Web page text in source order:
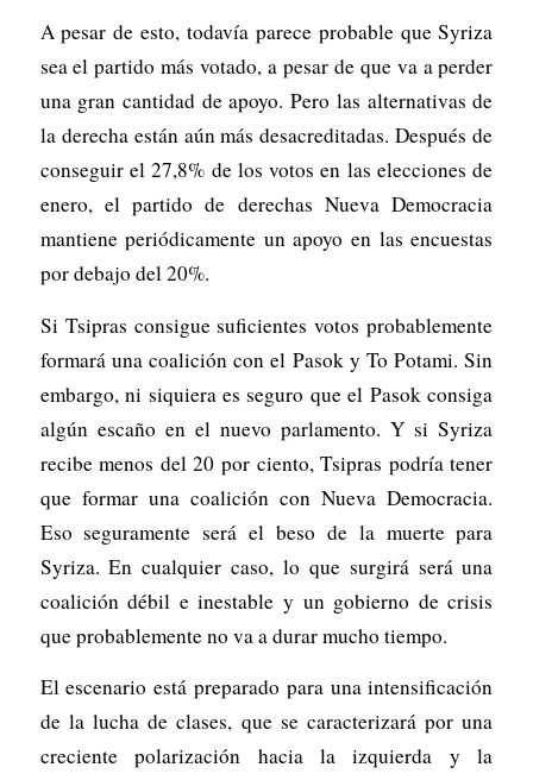
A pesar de esto, todavía parece probable que Syriza
sea el partido más votado, a pesar de que va a perder
una gran cantidad de apoyo. Pero las alternativas de
la derecha están aún más desacreditadas. Después de
conseguir el 27,8% de los votos en las elecciones de
enero, el partido de derechas Nueva Democracia
mantiene periódicamente un apoyo en las encuestas
por debajo del 20%.
Si Tsipras consigue suficientes votos probablemente
formará una coalición con el Pasok y To Potami. Sin
embargo, ni siquiera es seguro que el Pasok consiga
algún escaño en el nuevo parlamento. Y si Syriza
recibe menos del 20 por ciento, Tsipras podría tener
que formar una coalición con Nueva Democracia.
Eso seguramente será el beso de la muerte para
Syriza. En cualquier caso, lo que surgirá será una
coalición débil e inestable y un gobierno de crisis
que probablemente no va a durar mucho tiempo.
El escenario está preparado para una intensificación
de la lucha de clases, que se caracterizará por una
creciente polarización hacia la izquierda y la